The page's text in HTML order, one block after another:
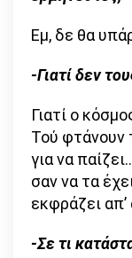
Εμ, δε θα
-Γιατί δεν
Γιατί ο
Τού φτάνουν
για να
σαν να τα
εκφράζει
-Σε τι